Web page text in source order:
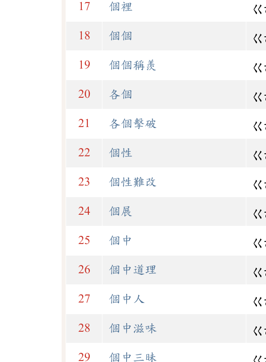
17 個裡 ㄍ
18 個個 ㄍ
19 個個稱羨 ㄍ
20 各個 ㄍ
21 各個擊破 ㄍ
22 個性 ㄍ
23 個性難改 ㄍ
24 個展 ㄍ
25 個中 ㄍ
26 個中道理 ㄍ
27 個中人 ㄍ
28 個中滋味 ㄍ
29 個中三昧